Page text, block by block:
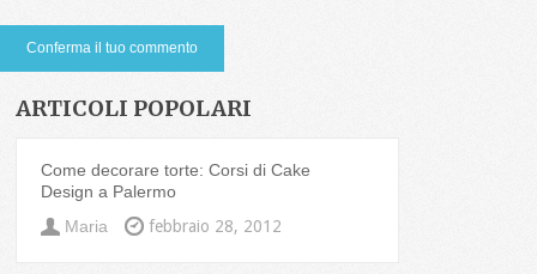
ARTICOLI POPOLARI
Come decorare torte: Corsi di Cake
Design a Palermo
Maria
febbraio 28, 2012